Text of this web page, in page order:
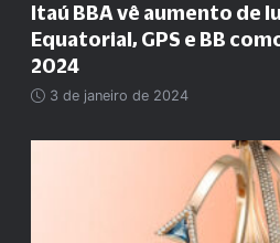
Itaú BBA vê aumento de
Equatorial, GPS e BB
2024
3 de janeiro de 2024